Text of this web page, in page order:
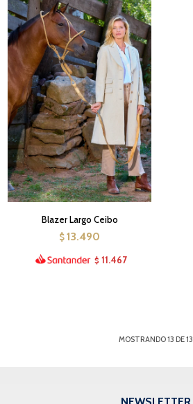
Blazer Largo Ceibo
$ 13.490
$ 11.467
MOSTRANDO13 DE13